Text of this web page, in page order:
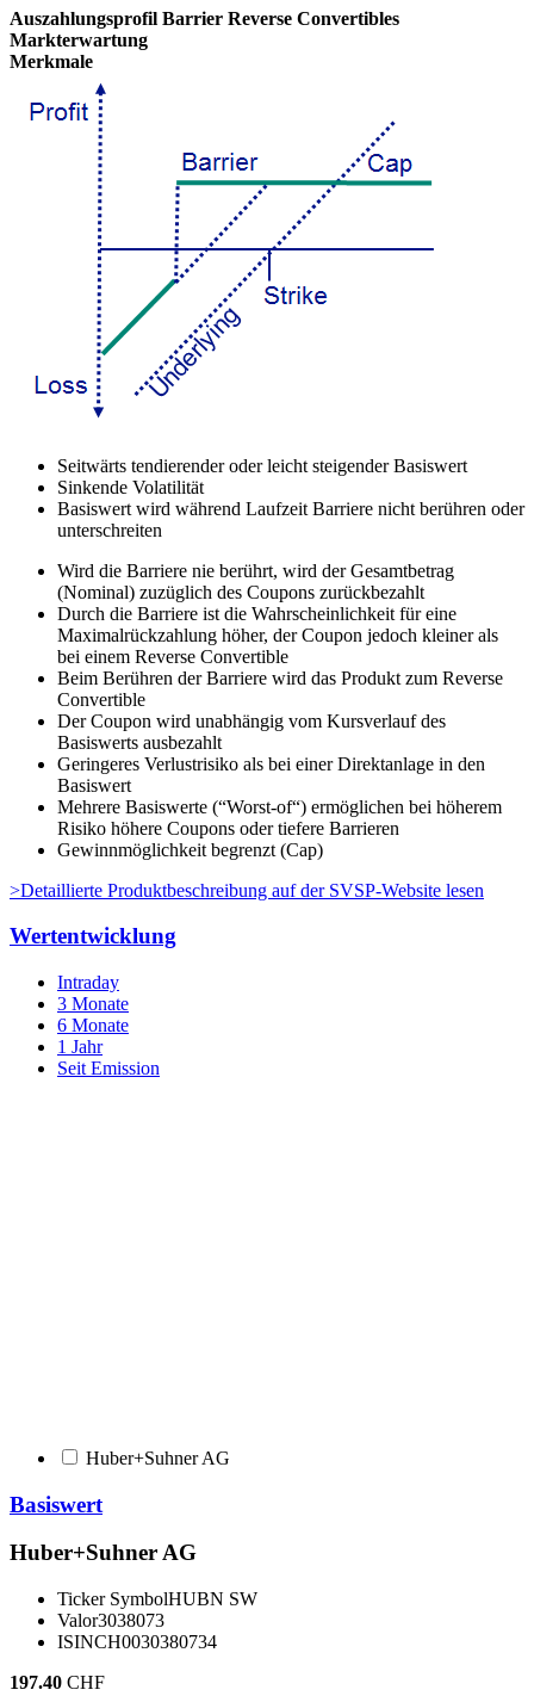
Auszahlungsprofil Barrier Reverse Convertibles
Markterwartung
Merkmale
Seitwärts tendierender oder leicht steigender Basiswert
Sinkende Volatilität
Basiswert wird während Laufzeit Barriere nicht berühren oder
unterschreiten
Wird die Barriere nie berührt, wird der Gesamtbetrag
(Nominal) zuzüglich des Coupons zurückbezahlt
Durch die Barriere ist die Wahrscheinlichkeit für eine
Maximalrückzahlung höher, der Coupon jedoch kleiner als
bei einem Reverse Convertible
Beim Berühren der Barriere wird das Produkt zum Reverse
Convertible
Der Coupon wird unabhängig vom Kursverlauf des
Basiswerts ausbezahlt
Geringeres Verlustrisiko als bei einer Direktanlage in den
Basiswert
Mehrere Basiswerte (“Worst-of“) ermöglichen bei höherem
Risiko höhere Coupons oder tiefere Barrieren
Gewinnmöglichkeit begrenzt (Cap)
>Detaillierte Produktbeschreibung auf der SVSP-Website lesen
Wertentwicklung
Intraday
3 Monate
6 Monate
1 Jahr
Seit Emission
Huber+Suhner AG
Basiswert
Huber+Suhner AG
Ticker SymbolHUBN SW
Valor3038073
ISINCH0030380734
197.40 CHF